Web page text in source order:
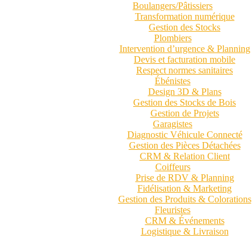
Boulangers/Pâtissiers
Transformation numérique
Gestion des Stocks
Plombiers
Intervention d’urgence & Planning
Devis et facturation mobile
Respect normes sanitaires
Ébénistes
Design 3D & Plans
Gestion des Stocks de Bois
Gestion de Projets
Garagistes
Diagnostic Véhicule Connecté
Gestion des Pièces Détachées
CRM & Relation Client
Coiffeurs
Prise de RDV & Planning
Fidélisation & Marketing
Gestion des Produits & Colorations
Fleuristes
CRM & Événements
Logistique & Livraison